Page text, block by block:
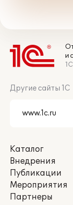
и
Другие сайты 1С
Каталог
Внедрения
Публикации
Мероприятия
Партнеры